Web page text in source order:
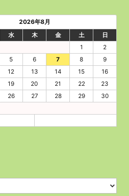
2026年8月
水 木 金 土
日
1
2
5 6 7 8
9
12 13 14 15
16
19 20 21 22
23
26 27 28 29
30